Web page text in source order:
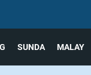
SUNDA MALAY